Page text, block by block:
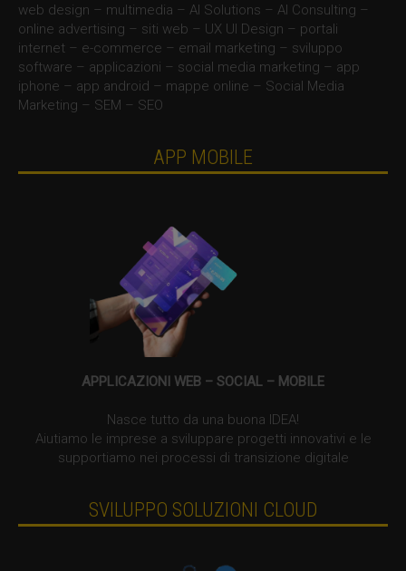
web design – multimedia – AI Solutions – AI Consulting –
online advertising – siti web – UX UI Design – portali
internet – e-commerce – email marketing – sviluppo
software – applicazioni – social media marketing – app
iphone – app android – mappe online – Social Media
Marketing – SEM – SEO
APP MOBILE
APPLICAZIONI WEB – SOCIAL – MOBILE
Nasce tutto da una buona IDEA!
Aiutiamo le imprese a sviluppare progetti innovativi e le
supportiamo nei processi di transizione digitale
SVILUPPO SOLUZIONI CLOUD